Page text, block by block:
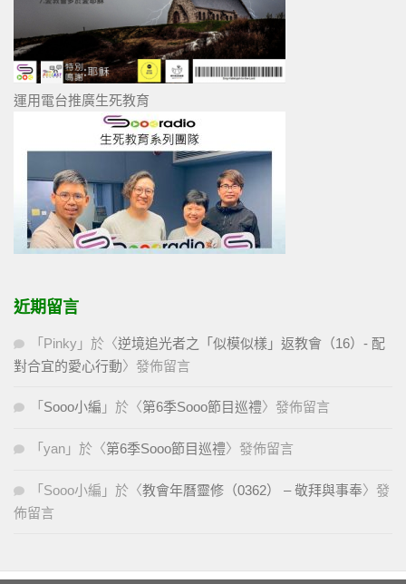
運用電台推廣生死教育
近期留言
「 Pinky 」於〈逆境追光者之「似模似樣」返教會（16）- 配
對合宜的愛心行動〉發佈留言
「 Sooo小編 」於〈第6季Sooo節目巡禮〉發佈留言
「 yan 」於〈第6季Sooo節目巡禮〉發佈留言
「 Sooo小編 」於〈教會年曆靈修（0362） – 敬拜與事奉〉發
佈留言